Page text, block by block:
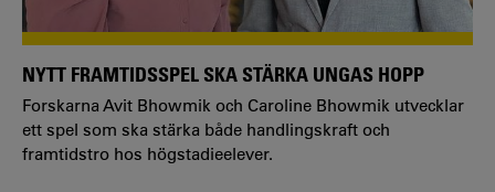
NYTT FRAMTIDSSPEL SKA STÄRKA UNGAS HOPP
Forskarna Avit Bhowmik och Caroline Bhowmik utvecklar
ett spel som ska stärka både handlingskraft och
framtidstro hos högstadieelever.